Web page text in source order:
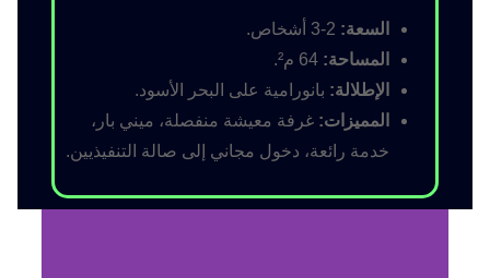
السعة:
المساحة:
الإطلالة: بانورامية على البحر الأسود.
المميزات: غرفة معيشة منفصلة، ميني بار،
خدمة رائعة، دخول مجاني إلى صالة التنفيذيين.